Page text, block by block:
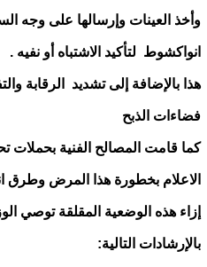
وأخذ العينات وإرسالها على وجه
انواكشوط لتأكيد الاشتباه أو نفيه .
هذا بالإضافة إلى تشديد الرقابة
فضاءات الذبح
كما قامت المصالح الفنية
الاعلام بخطورة هذا المرض وطرق
إزاء هذه الوضعية المقلقة توصي
بالإرشادات التالية: